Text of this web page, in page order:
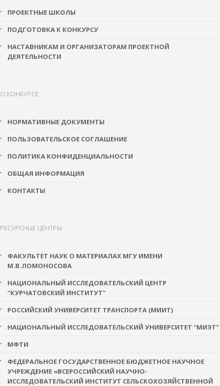
ПРОЕКТНЫЕ ШКОЛЫ
ПОДГОТОВКА К КОНКУРСУ
НАСТАВНИКАМ И ОРГАНИЗАТОРАМ ПРОЕКТНОЙ
ДЕЯТЕЛЬНОСТИ
О КОНКУРСЕ
НОРМАТИВНЫЕ ДОКУМЕНТЫ
ПОЛЬЗОВАТЕЛЬСКОЕ СОГЛАШЕНИЕ
ПОЛИТИКА КОНФИДЕНЦИАЛЬНОСТИ
ОБЩАЯ ИНФОРМАЦИЯ
КОНТАКТЫ
РЕСУРСНЫЕ ЦЕНТРЫ
ФАКУЛЬТЕТ НАУК О МАТЕРИАЛАХ МГУ ИМЕНИ
М.В.ЛОМОНОСОВА
НАЦИОНАЛЬНЫЙ ИССЛЕДОВАТЕЛЬСКИЙ ЦЕНТР
"КУРЧАТОВСКИЙ ИНСТИТУТ"
РОССИЙСКИЙ УНИВЕРСИТЕТ ТРАНСПОРТА (МИИТ)
НАЦИОНАЛЬНЫЙ ИССЛЕДОВАТЕЛЬСКИЙ УНИВЕРСИТЕТ "МИЭТ"
МФТИ
ФЕДЕРАЛЬНОЕ ГОСУДАРСТВЕННОЕ БЮДЖЕТНОЕ НАУЧНОЕ
УЧРЕЖДЕНИЕ «ВСЕРОССИЙСКИЙ НАУЧНО-
ИССЛЕДОВАТЕЛЬСКИЙ ИНСТИТУТ СЕЛЬСКОХОЗЯЙСТВЕННОЙ